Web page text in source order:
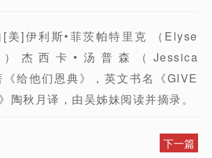
美]伊利斯•菲茨帕特里克 （Elyse
）杰西卡•汤普森（Jessica
给他们恩典》，英文书名《GIVE
陶秋月译，由吴姊妹阅读并摘录。
下一篇